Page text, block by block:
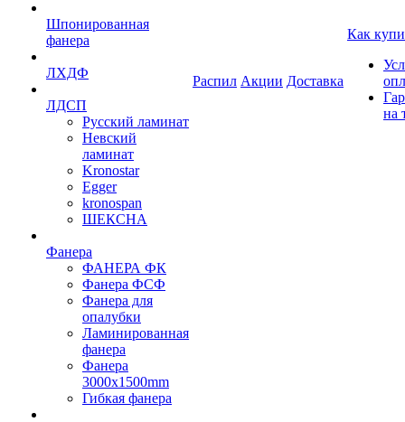
Шпонированная
фанера
ЛХДФ
ЛДСП
Русский ламинат
Невский
ламинат
Kronostar
Egger
kronospan
ШЕКСНА
Фанера
ФАНЕРА ФК
Фанера ФСФ
Фанера для
опалубки
Ламинированная
фанера
Фанера
3000х1500mm
Гибкая фанера
Распил Акции Доставка
Как
на